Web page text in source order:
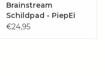
Brainstream
Schildpad - PiepEi
€24,95